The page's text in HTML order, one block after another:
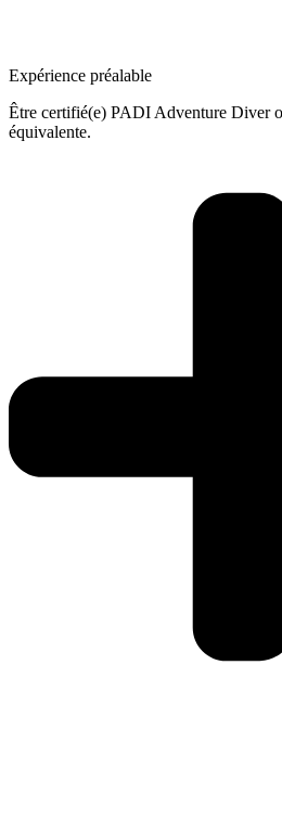
Expérience préalable
Être certifié(e) PADI Adventure Diver
équivalente.